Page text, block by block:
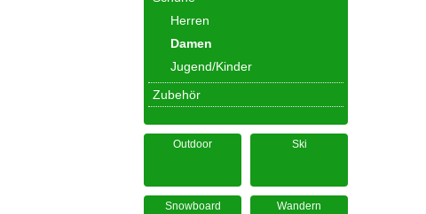
Herren
Damen
Jugend/Kinder
Zubehör
Outdoor Ski
Snowboard Wandern